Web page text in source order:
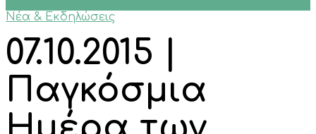
Νέα & Εκδηλώσεις
07.10.2015 |
Παγκόσμια